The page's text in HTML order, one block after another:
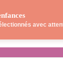
avec